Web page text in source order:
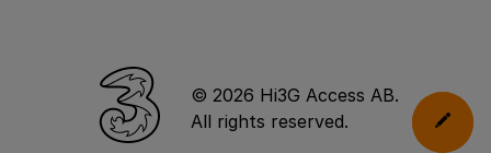
© 2026 Hi3G Access AB.
All rights reserved.